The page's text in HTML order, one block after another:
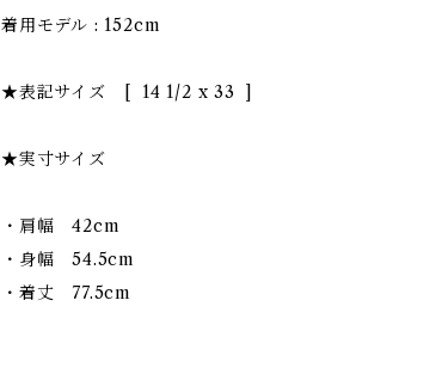
着用モデル : 152cm
★表記サイズ [ 14 1/2 x 33 ]
★実寸サイズ
・肩幅 42cm
・身幅 54.5cm
・着丈 77.5cm